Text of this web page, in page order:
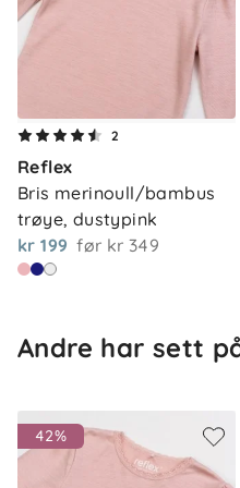
Velegnet for barn
Mulesingfri og
FSC-sertifisert
OEKO-TEX®
Størrelser: 86–92
10 år)
Sertifiseringer
Mulesingfri og
50 % merinoull
45 % bambusviskose
5 % polyamid
2
Reflex
Bris merinoull/bambus
trøye, dustypink
kr 199 før kr 349
Andre har sett
42%